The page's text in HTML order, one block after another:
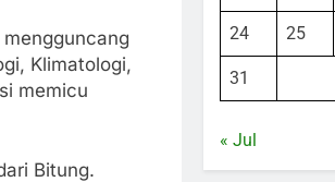
Klimatologi,
memicu
Bitung.
24 25
31
« Jul